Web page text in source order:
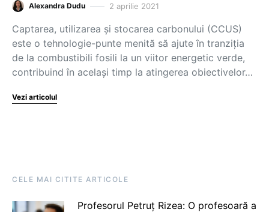
Alexandra Dudu 2 aprilie 2021
Captarea, utilizarea și stocarea carbonului (CCUS)
este o tehnologie-punte menită să ajute în tranziția
de la combustibili fosili la un viitor energetic verde,
contribuind în același timp la atingerea obiectivelor…
Vezi articolul
CELE MAI CITITE ARTICOLE
Profesorul Petruț Rizea: O profesoară a